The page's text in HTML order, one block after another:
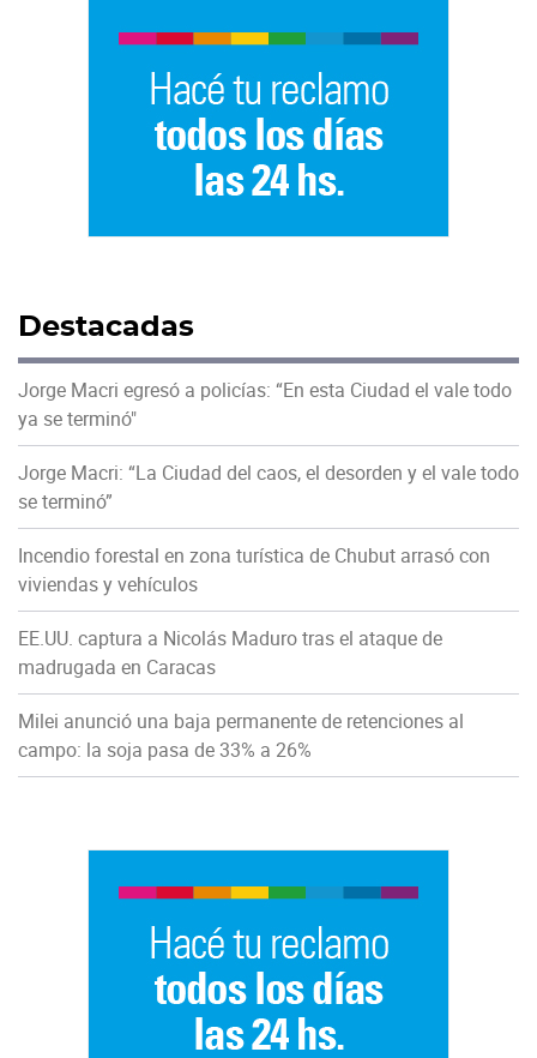
Destacadas
Jorge Macri egresó a policías: “En esta Ciudad el vale todo
ya se terminó"
Jorge Macri: “La Ciudad del caos, el desorden y el vale todo
se terminó”
Incendio forestal en zona turística de Chubut arrasó con
viviendas y vehículos
EE.UU. captura a Nicolás Maduro tras el ataque de
madrugada en Caracas
Milei anunció una baja permanente de retenciones al
campo: la soja pasa de 33% a 26%